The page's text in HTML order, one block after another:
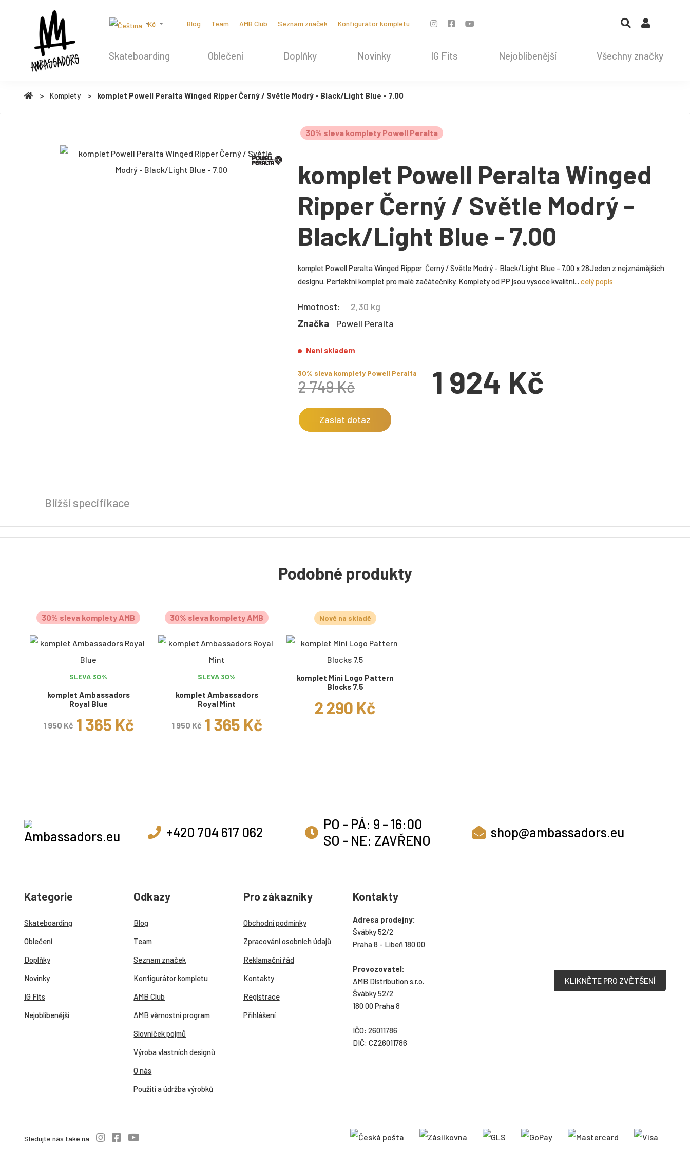
Kč Blog Team AMB Club Seznam značek Konfigurátor kompletu
Skateboarding Oblečení Doplňky Novinky IG Fits Nejoblíbenější Všechny značky
Komplety komplet Powell Peralta Winged Ripper Černý / Světle Modrý - Black/Light Blue - 7.00
30% sleva komplety Powell Peralta
komplet Powell Peralta Winged
Ripper Černý / Světle Modrý -
Black/Light Blue - 7.00
komplet Powell Peralta Winged Ripper Černý / Světle Modrý - Black/Light Blue - 7.00 x 28Jeden z nejznámějších
designu. Perfektní komplet pro malé začátečníky. Komplety od PP jsou vysoce kvalitní...celý popis
Hmotnost:
2,30 kg
Značka
Powell Peralta
Není skladem
30% sleva komplety Powell Peralta
2 749 Kč 1 924 Kč
Zaslat dotaz
Bližší specifikace
Podobné produkty
30% sleva komplety AMB
SLEVA 30%
komplet Ambassadors
Royal Blue
1 950 Kč 1 365 Kč
30% sleva komplety AMB
SLEVA 30%
komplet Ambassadors
Royal Mint
1 950 Kč 1 365 Kč
Nově na skladě
komplet Mini Logo Pattern
Blocks 7.5
2 290 Kč
+420 704 617 062
PO - PÁ: 9 - 16:00
SO - NE: ZAVŘENO
shop@ambassadors.eu
Kategorie
Skateboarding
Oblečení
Doplňky
Novinky
IG Fits
Nejoblíbenější
Odkazy
Blog
Team
Seznam značek
Konfigurátor kompletu
AMB Club
AMB věrnostní program
Slovníček pojmů
Výroba vlastních designů
O nás
Použití a údržba výrobků
Pro zákazníky
Obchodní podmínky
Zpracování osobních údajů
Reklamační řád
Kontakty
Registrace
Přihlášení
Kontakty
Adresa prodejny:
Švábky 52/2
Praha 8 - Libeň 180 00
Provozovatel:
AMB Distribution s.r.o.
Švábky 52/2
180 00 Praha 8
IČO: 26011786
DIČ: CZ26011786
KLIKNĚTE PRO ZVĚTŠENÍ
Sledujte nás také na